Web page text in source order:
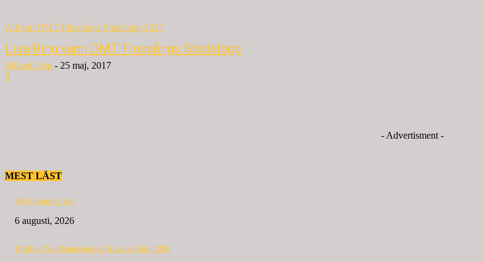
Allt om OMT Finspångs Stadslopp 2017
Lisa Ring vann OMT Finspångs Stadslopp
Mikael Grip - 25 maj, 2017
0
- Advertisment -
MEST LÄST
Nytt nummer ute
6 augusti, 2026
Bildspel Sparbanksjoggen Katrineholm 2026